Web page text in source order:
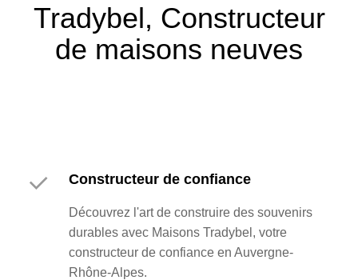
Tradybel, Constructeur
de maisons neuves
Constructeur de confiance
Découvrez l'art de construire des souvenirs
durables avec Maisons Tradybel, votre
constructeur de confiance en Auvergne-
Rhône-Alpes.